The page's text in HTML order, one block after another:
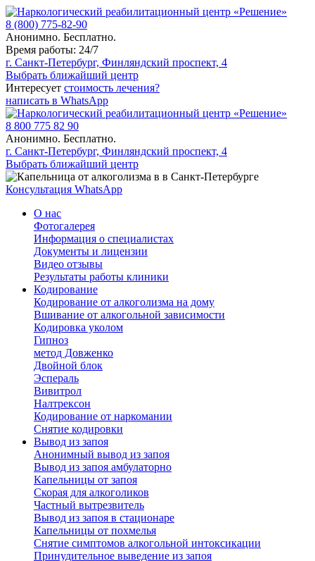
8 (800) 775-82-90
Анонимно. Бесплатно.
Время работы: 24/7
г. Санкт-Петербург, Финляндский проспект, 4
Выбрать ближайший центр
Интересует стоимость лечения?
написать в WhatsApp
8 800 775 82 90
Анонимно. Бесплатно.
г. Санкт-Петербург, Финляндский проспект, 4
Выбрать ближайший центр
Консультация WhatsApp
О нас
Фотогалерея
Информация о специалистах
Документы и лицензии
Видео отзывы
Результаты работы клиники
Кодирование
Кодирование от алкоголизма на дому
Вшивание от алкогольной зависимости
Кодировка уколом
Гипноз
метод Довженко
Двойной блок
Эспераль
Вивитрол
Налтрексон
Кодирование от наркомании
Снятие кодировки
Вывод из запоя
Анонимный вывод из запоя
Вывод из запоя амбулаторно
Капельницы от запоя
Скорая для алкоголиков
Частный вытрезвитель
Вывод из запоя в стационаре
Капельницы от похмелья
Снятие симптомов алкогольной интоксикации
Принудительное выведение из запоя